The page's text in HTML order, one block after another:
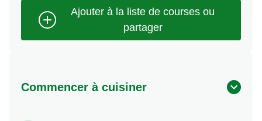
Commencer à cuisiner